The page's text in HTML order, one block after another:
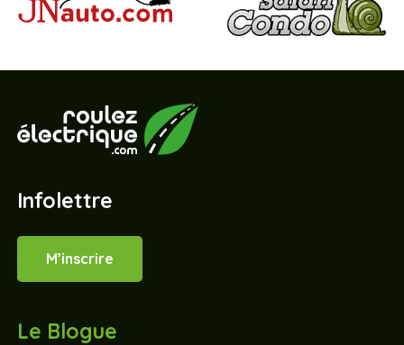
Infolettre
M’inscrire
Le Blogue